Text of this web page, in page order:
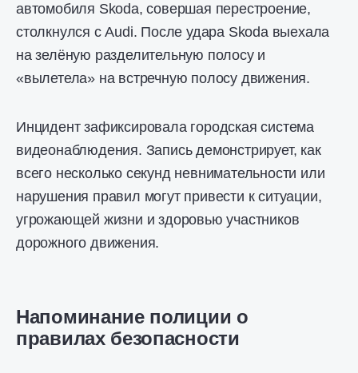
автомобиля Skoda, совершая перестроение,
столкнулся с Audi. После удара Skoda выехала
на зелёную разделительную полосу и
«вылетела» на встречную полосу движения.
Инцидент зафиксировала городская система
видеонаблюдения. Запись демонстрирует, как
всего несколько секунд невнимательности или
нарушения правил могут привести к ситуации,
угрожающей жизни и здоровью участников
дорожного движения.
Напоминание полиции о
правилах безопасности